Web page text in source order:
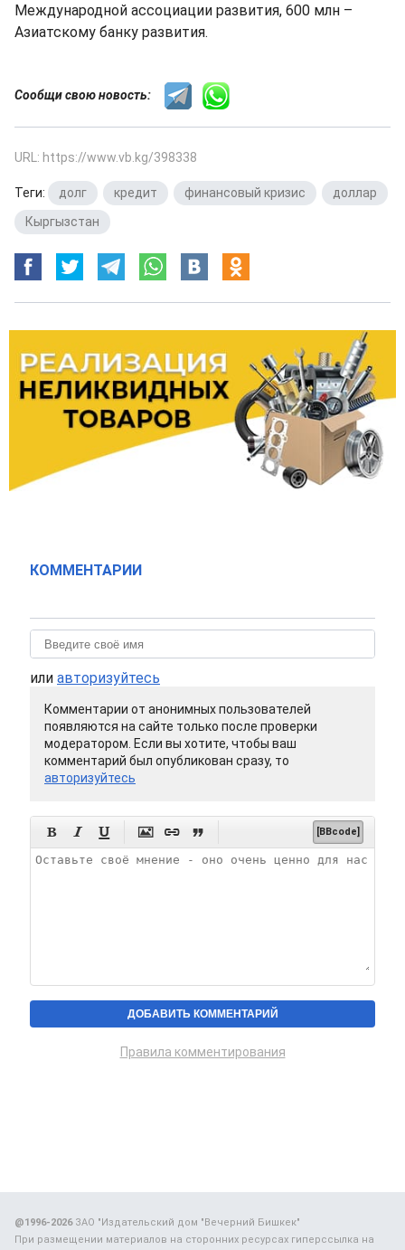
Международной ассоциации развития, 600 млн –
Азиатскому банку развития.
Сообщи свою новость:
URL: https://www.vb.kg/398338
Теги: долг кредит финансовый кризис доллар
Кыргызстан
КОММЕНТАРИИ
или авторизуйтесь
Комментарии от анонимных пользователей
появляются на сайте только после проверки
модератором. Если вы хотите, чтобы ваш
комментарий был опубликован сразу, то
авторизуйтесь
      [BBcode]
Правила комментирования
@1996-2026ЗАО "Издательский дом "Вечерний Бишкек"
При размещении материалов на сторонних ресурсах гиперссылка на